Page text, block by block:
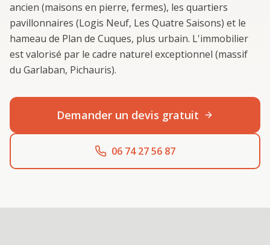
ancien (maisons en pierre, fermes), les quartiers
pavillonnaires (Logis Neuf, Les Quatre Saisons) et le
hameau de Plan de Cuques, plus urbain. L'immobilier
est valorisé par le cadre naturel exceptionnel (massif
du Garlaban, Pichauris).
Demander un devis gratuit
06 74 27 56 87